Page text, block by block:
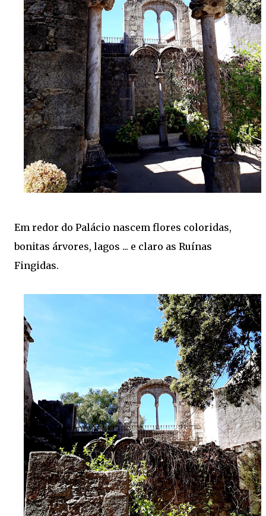
Em redor do Palácio nascem flores coloridas,
bonitas árvores, lagos ... e claro as Ruínas
Fingidas.